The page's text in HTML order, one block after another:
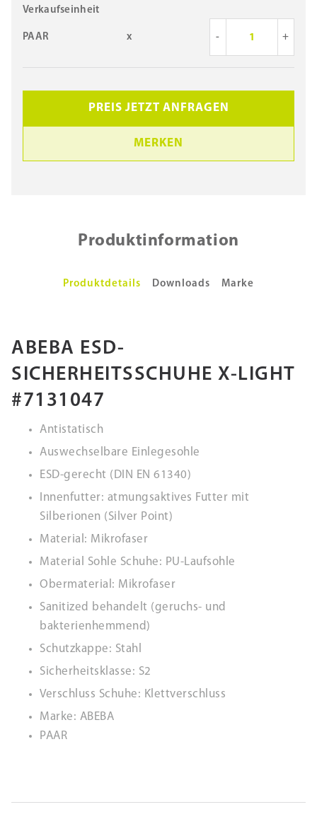
Verkaufseinheit
PAAR x - +
PREIS JETZT ANFRAGEN
MERKEN
Produktinformation
Produktdetails Downloads Marke
ABEBA ESD-
SICHERHEITSSCHUHE X-LIGHT
#7131047
Antistatisch
Auswechselbare Einlegesohle
ESD-gerecht (DIN EN 61340)
Innenfutter: atmungsaktives Futter mit
Silberionen (Silver Point)
Material: Mikrofaser
Material Sohle Schuhe: PU-Laufsohle
Obermaterial: Mikrofaser
Sanitized behandelt (geruchs- und
bakterienhemmend)
Schutzkappe: Stahl
Sicherheitsklasse: S2
Verschluss Schuhe: Klettverschluss
Marke: ABEBA
PAAR